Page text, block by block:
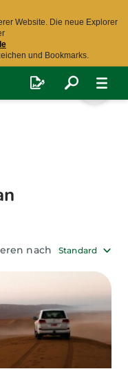
Website. Die neue Explorer
und Bookmarks.
nach Standard